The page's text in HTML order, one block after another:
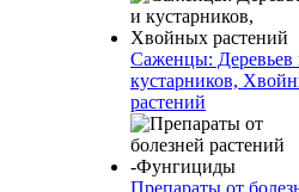
Саженцы: Деревьев
кустарников,
растений
Препараты от